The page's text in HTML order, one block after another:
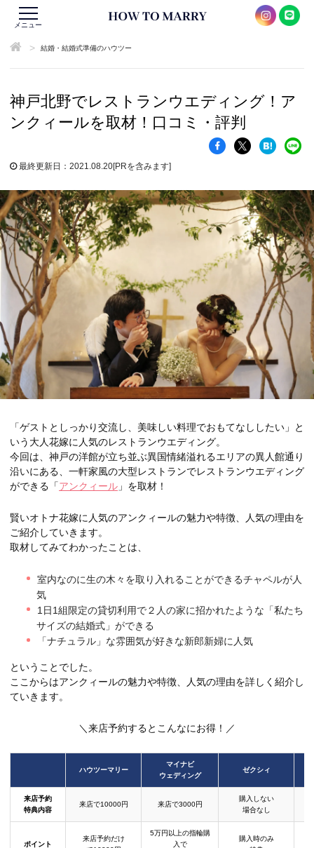
メニュー
> 結婚・結婚式準備のハウツー
神戸北野でレストランウエディング！ア
ンクィールを取材！口コミ・評判
最終更新日：2021.08.20[PRを含みます]
「ゲストとしっかり交流し、美味しい料理でおもてなししたい」と
いう大人花嫁に人気のレストランウエディング。
今回は、神戸の洋館が立ち並ぶ異国情緒溢れるエリアの異人館通り
沿いにある、一軒家風の大型レストランでレストランウエディング
ができる「アンクィール 」を取材！
賢いオトナ花嫁に人気のアンクィールの魅力や特徴、人気の理由を
ご紹介していきます。
取材してみてわかったことは、
室内なのに生の木々を取り入れることができるチャペルが人
気
1日1組限定の貸切利用で２人の家に招かれたような「私たち
サイズの結婚式」ができる
「ナチュラル」な雰囲気が好きな新郎新婦に人気
ということでした。
ここからはアンクィールの魅力や特徴、人気の理由を詳しく紹介し
ていきます。
＼来店予約するとこんなにお得！／
ハウツーマリー
マイナビ
ウェディング
ゼクシィ
来店予約
特典内容
来店で10000円 来店で3000円
購入しない
場合なし
ポイント
来店予約だけ
5万円以上の指輪購
入で
購入時のみ